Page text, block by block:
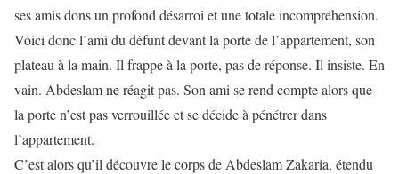
ses amis dons un profond désarroi et une totale incompréhension.
Voici donc l’ami du défunt devant la porte de l’appartement, son
plateau à la main. Il frappe à la porte, pas de réponse. Il insiste. En
vain. Abdeslam ne réagit pas. Son ami se rend compte alors que
la porte n’est pas verrouillée et se décide à pénétrer dans
l’appartement.
C’est alors qu’il découvre le corps de Abdeslam Zakaria, étendu